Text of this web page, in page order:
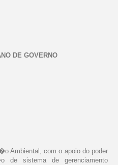
DE GOVERNO
Ambiental, com o apoio do poder
de sistema de gerenciamento